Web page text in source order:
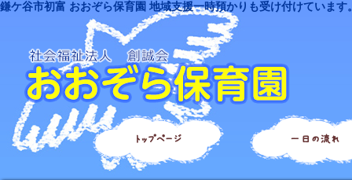
鎌ケ谷市初富 おおぞら保育園 地域支援一時預かりも受け付けています
トップページ 一日の流れ